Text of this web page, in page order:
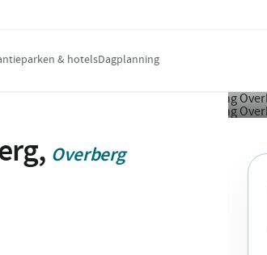
& hotelsDagplanning
Overberg